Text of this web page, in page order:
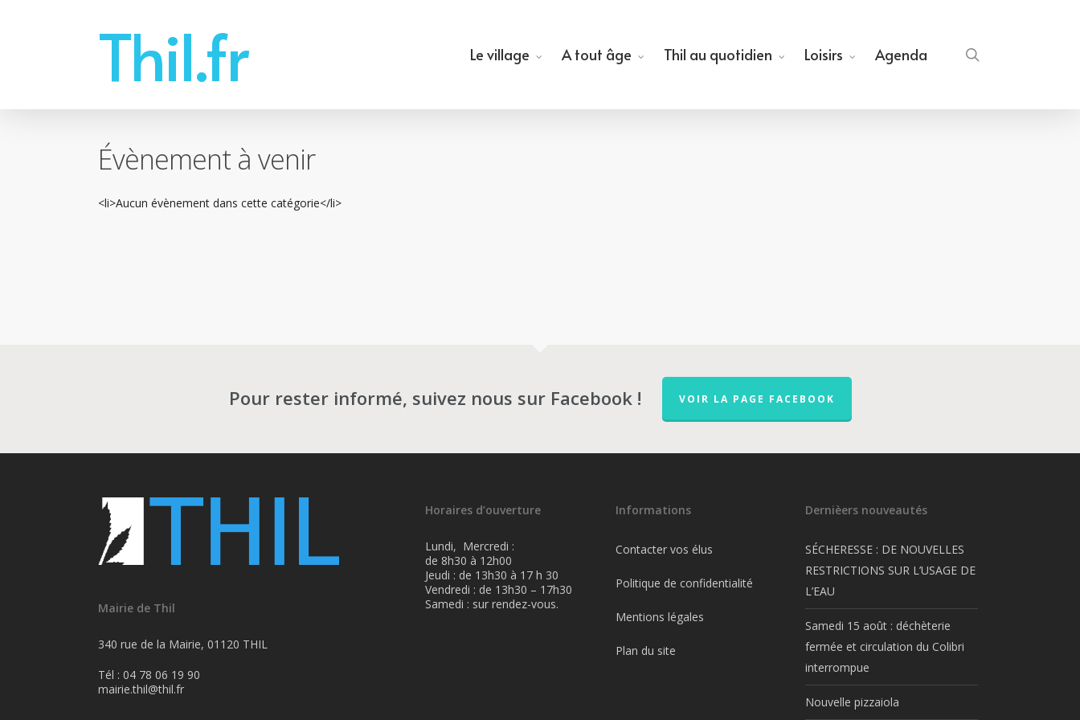
Thil.fr Le village A tout âge Thil au quotidien Loisirs Agenda
Évènement à venir
<li>Aucun évènement dans cette catégorie</li>
Pour rester informé, suivez nous sur Facebook ! VOIR LA PAGE FACEBOOK
Mairie de Thil
340 rue de la Mairie, 01120 THIL
Tél : 04 78 06 19 90
mairie.thil@thil.fr
Horaires d’ouverture
Lundi, Mercredi :
de 8h30 à 12h00
Jeudi : de 13h30 à 17 h 30
Vendredi : de 13h30 – 17h30
Samedi : sur rendez-vous.
Informations
Contacter vos élus
Politique de confidentialité
Mentions légales
Plan du site
Dernièers nouveautés
SÉCHERESSE : DE NOUVELLES
RESTRICTIONS SUR L’USAGE DE
L’EAU
Samedi 15 août : déchèterie
fermée et circulation du Colibri
interrompue
Nouvelle pizzaiola